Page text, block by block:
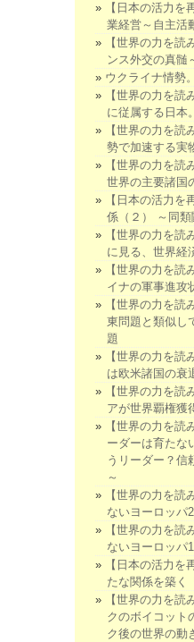
【日本の活力を
業経営～自主活
【世界の力を読
ンス外交の真髄
ウクライナ情勢
【世界の力を読
に従属する日本
【世界の力を読
勢で加速する実
【世界の力を読
世界の主要諸国
【日本の活力を
係（２） ～同類
【世界の力を読
に見る、世界経
【世界の力を読
イナの軍事進攻
【世界の力を読
東問題と類似し
題
【世界の力を読
は欧米諸国の衰
【世界の力を読
アが世界覇権獲
【世界の力を読
ーダーは育たな
うリーダー？信
～
【世界の力を読
ないヨーロッパ
【世界の力を読
ないヨーロッパ1
【日本の活力を
たな関係を築く
【世界の力を読
クのボイコット
ク後の世界の動